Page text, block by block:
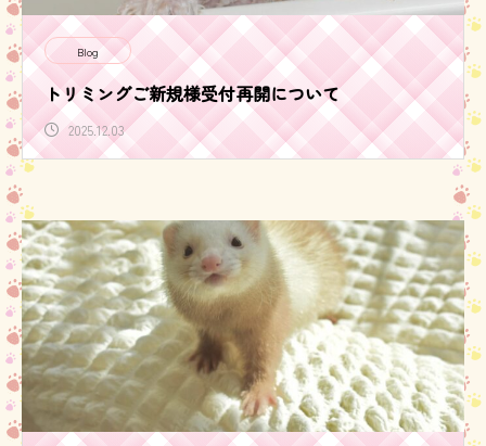
Blog
トリミングご新規様受付再開について
2025.12.03